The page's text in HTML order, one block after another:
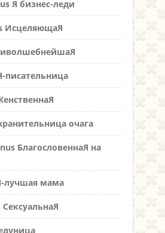
Я бизнес-леди
ИсцеляющаЯ
писательница
очага
БлагословеннаЯ на
лучшая мама
СексуальнаЯ